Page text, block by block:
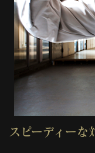
スピーディー